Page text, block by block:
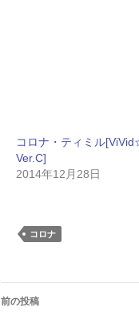
コロナ・ティミル
Ver.C]
2014年12月28日
コロナ
投
前の投稿